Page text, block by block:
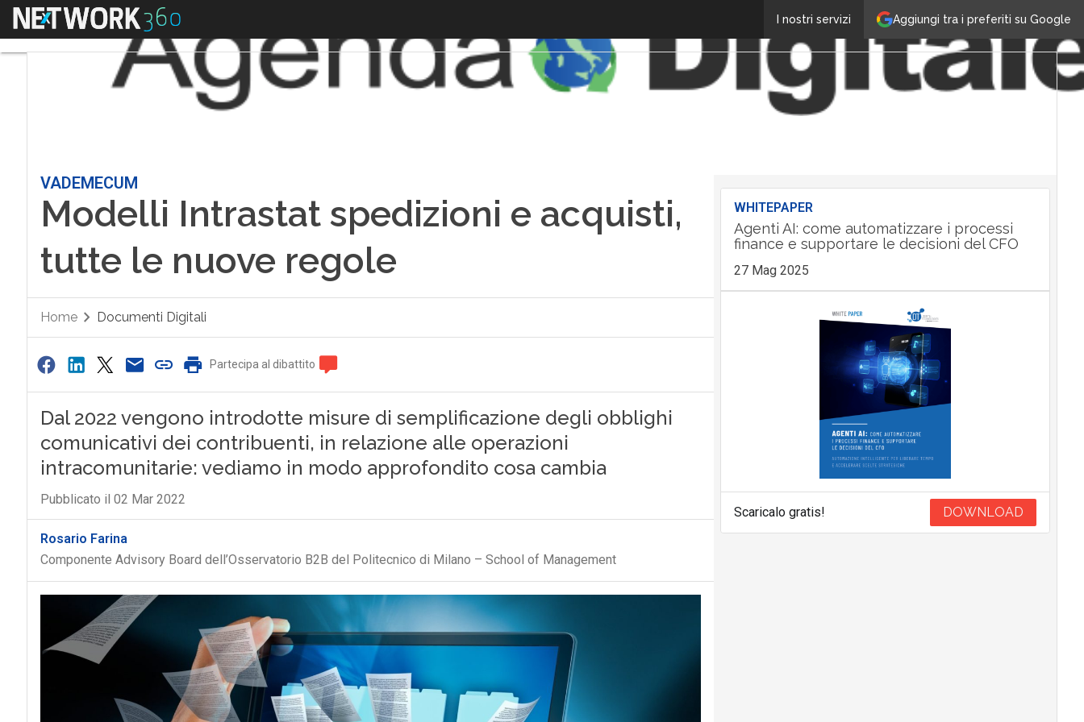
Aggiungi tra i preferiti su Google
I nostri servizi
Menu
VADEMECUM
Modelli Intrastat spedizioni e acquisti,
tutte le nuove regole
Home Documenti Digitali
Partecipa al dibattito
Dal 2022 vengono introdotte misure di semplificazione degli obblighi
comunicativi dei contribuenti, in relazione alle operazioni
intracomunitarie: vediamo in modo approfondito cosa cambia
Pubblicato il 02 Mar 2022
Rosario Farina
Componente Advisory Board dell’Osservatorio B2B del Politecnico di Milano – School of Management
WHITEPAPER
Agenti AI: come automatizzare i processi
finance e supportare le decisioni del CFO
27 Mag 2025
Scaricalo gratis! DOWNLOAD